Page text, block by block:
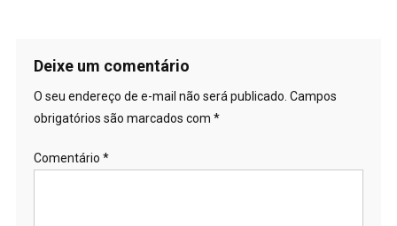
Deixe um comentário
O seu endereço de e-mail não será publicado. Campos
obrigatórios são marcados com *
Comentário *